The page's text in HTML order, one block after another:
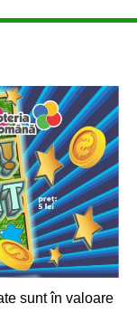
sunt în valoare